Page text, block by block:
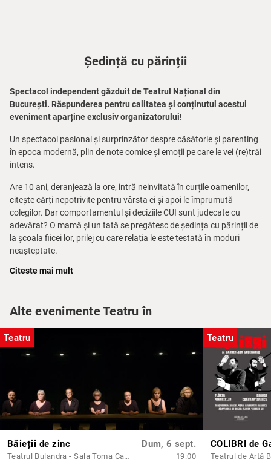
Ședință cu părinții
Spectacol independent găzduit de Teatrul Național din
București. Răspunderea pentru calitatea și conținutul acestui
eveniment aparține exclusiv organizatorului!
Un spectacol pasional și surprinzător despre căsătorie și parenting
în epoca modernă, plin de note comice și emoții pe care le vei (re)trăi
intens.
Are 10 ani, deranjează la ore, intră neinvitată în curțile oamenilor,
citește cărți nepotrivite pentru vârsta ei și apoi le împrumută
colegilor. Dar comportamentul și deciziile CUI sunt judecate cu
adevărat? O mamă și un tată se pregătesc de ședința cu părinții de
la școala fiicei lor, prilej cu care relația le este testată în moduri
neașteptate.
Intens, pasional și surprinzător,
și nevoile proprii se împletesc furtunos până în punctul în care nu
de Batsheba Doran
Scenografia:
Marius A. Stănică și Mădălina Matei
Cu:
Teodora Daiana Păcurar / Tamara Roman și Dan Murzea
Durata:1 h 30 min
Recomandare:12+
Citeste mai mult
Alte evenimente Teatru în
Teatru
Băieții de zinc
Teatrul Bulandra - Sala Toma Caragiu
Dum, 6 sept.
19:00
Teatru
Teatrul de Artă